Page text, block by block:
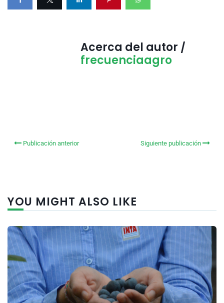
Acerca del autor /
frecuenciaagro
Publicación anterior Siguiente publicación
YOU MIGHT ALSO LIKE